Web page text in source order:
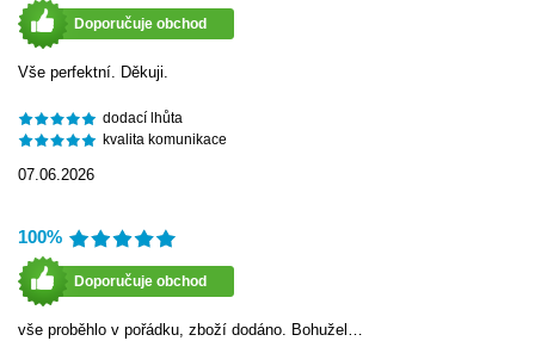
Doporučuje obchod
Vše perfektní. Děkuji.
dodací lhůta
kvalita komunikace
07.06.2026
100%
Doporučuje obchod
vše proběhlo v pořádku, zboží dodáno. Bohužel…